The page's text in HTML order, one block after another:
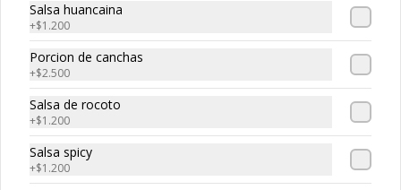
$3.150$4.500
Salsa huancaina
+$1.200
Porcion de canchas
+$2.500
Salsa de rocoto
+$1.200
Salsa spicy
+$1.200